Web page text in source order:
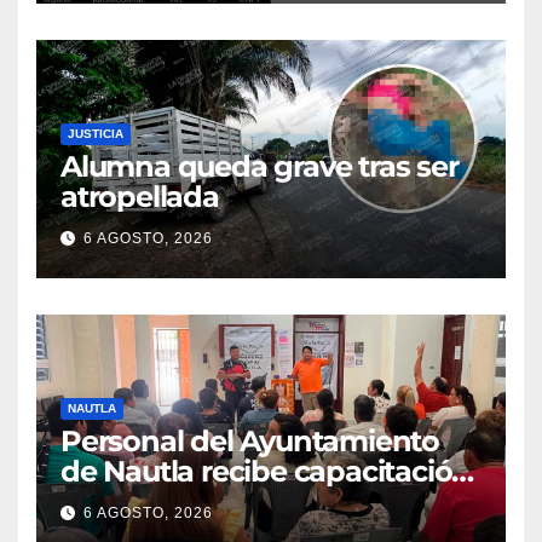
JUSTICIA
Alumna queda grave tras ser
atropellada
6 AGOSTO, 2026
NAUTLA
Personal del Ayuntamiento
de Nautla recibe capacitación
en atención a emergencias
6 AGOSTO, 2026